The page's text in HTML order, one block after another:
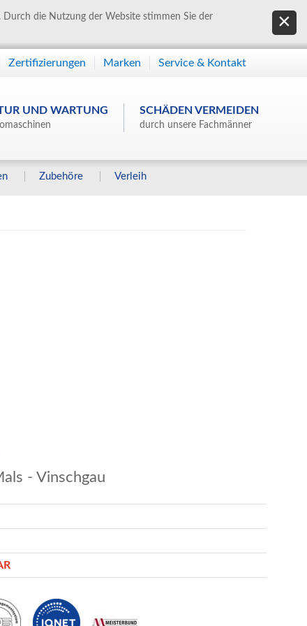
die Nutzung der Website stimmen Sie der
Zubehöre Verleih
UND WARTUNG SCHÄDEN VERMEIDEN
durch unsere Fachmänner
Zertifizierungen Marken Service & Kontakt
- Vinschgau